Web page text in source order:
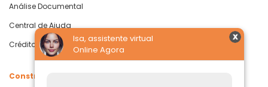
Isa, assistente virtual
Online Agora
Análise Documental
Central de Ajuda
Crédito com Garantia de Imóvel
Construtoras